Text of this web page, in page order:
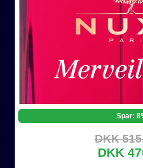
Spar:
DKK
DKK